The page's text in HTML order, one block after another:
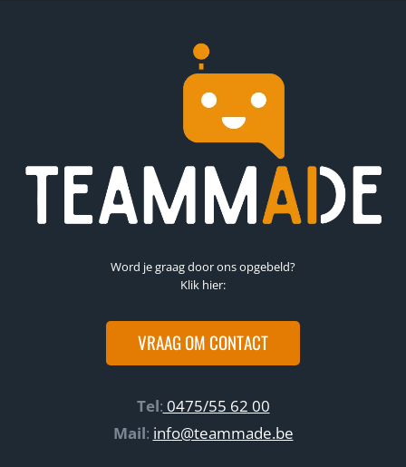
Word je graag door ons opgebeld?
Klik hier:
VRAAG OM CONTACT
Tel: 0475/55 62 00
Mail: info@teammade.be